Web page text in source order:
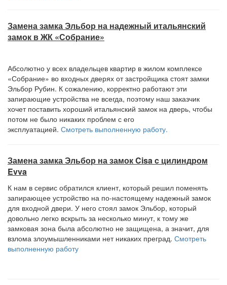
Замена замка Эльбор на надежный итальянский
замок в ЖК «Собрание»
Абсолютно у всех владельцев квартир в жилом комплексе
«Собрание» во входных дверях от застройщика стоят замки
Эльбор Рубин. К сожалению, корректно работают эти
запирающие устройства не всегда, поэтому наш заказчик
хочет поставить хороший итальянский замок на дверь, чтобы
потом не было никаких проблем с его
эксплуатацией. Смотреть выполненную работу.
Замена замка Эльбор на замок Cisa c цилиндром
Evva
К нам в сервис обратился клиент, который решил поменять
запирающее устройство на по-настоящему надежный замок
для входной двери. У него стоял замок Эльбор, который
довольно легко вскрыть за несколько минут, к тому же
замковая зона была абсолютно не защищена, а значит, для
взлома злоумышленниками нет никаких преград. Смотреть
выполненную работу